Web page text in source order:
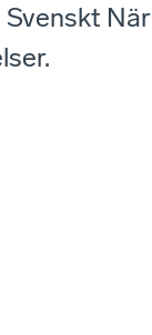
Svenskt